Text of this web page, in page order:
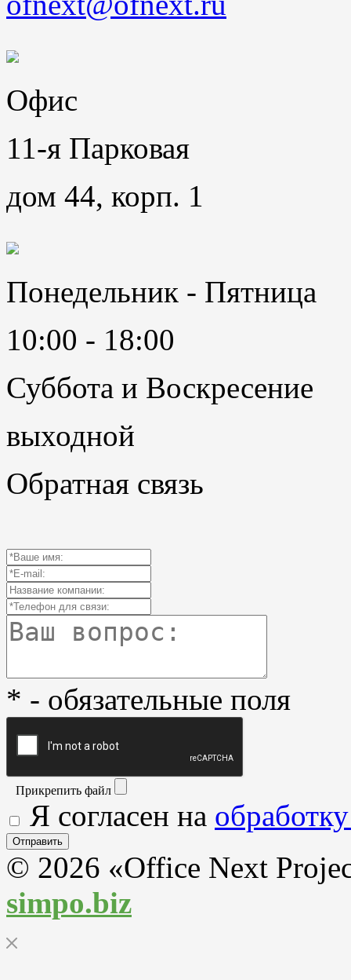
Офис
11-я Парковая
дом 44, корп. 1
Понедельник - Пятница
10:00 - 18:00
Суббота и Воскресение
выходной
Обратная связь
* - обязательные поля
Прикрепить файл
Я согласен на
© 2026 «Office Next
simpo.biz